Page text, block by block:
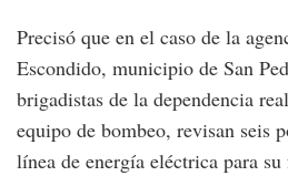
Precisó que en el caso de la
Escondido, municipio de San
brigadistas de la dependencia
equipo de bombeo, revisan seis
línea de energía eléctrica para